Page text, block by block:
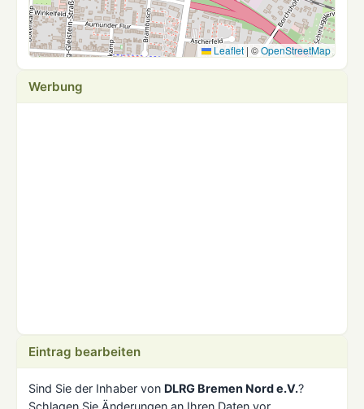
Leaflet | ©OpenStreetMap
Werbung
Eintrag bearbeiten
Sind Sie der Inhaber von DLRG Bremen Nord e.V.?